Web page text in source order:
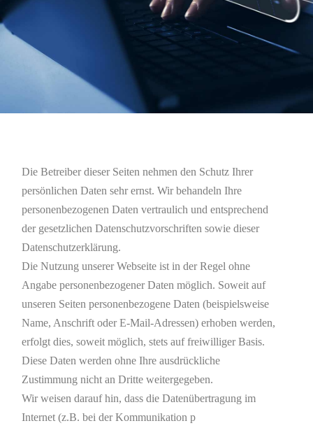
Die Betreiber dieser Seiten nehmen den Schutz Ihrer
persönlichen Daten sehr ernst. Wir behandeln Ihre
personenbezogenen Daten vertraulich und entsprechend
der gesetzlichen Datenschutzvorschriften sowie dieser
Datenschutzerklärung.
Die Nutzung unserer Webseite ist in der Regel ohne
Angabe personenbezogener Daten möglich. Soweit auf
unseren Seiten personenbezogene Daten (beispielsweise
Name, Anschrift oder E-Mail-Adressen) erhoben werden,
erfolgt dies, soweit möglich, stets auf freiwilliger Basis.
Diese Daten werden ohne Ihre ausdrückliche
Zustimmung nicht an Dritte weitergegeben.
Wir weisen darauf hin, dass die Datenübertragung im
Internet (z.B. bei der Kommunikation p